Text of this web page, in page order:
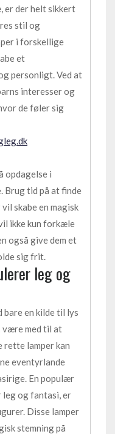
er der helt sikkert
stil og
i forskellige
et
personligt. Ved at
interesser og
de føler sig
opdagelse i
Brug tid på at finde
skabe en magisk
ikke kun forkæle
også give dem et
sig frit.
leg og
bare en kilde til lys
være med til at
rette lamper kan
eventyrlande
En populær
leg og fantasi, er
Disse lamper
stemning på